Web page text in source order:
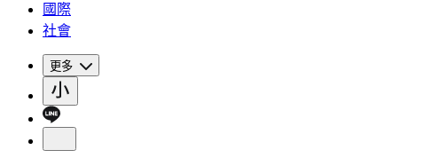
國際
社會
更多